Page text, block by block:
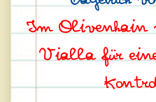
Im Olivenhain
Vialla für